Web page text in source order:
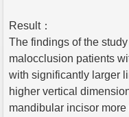
Result：
The findings of the study
malocclusion patients
with significantly larger
higher vertical
mandibular incisor